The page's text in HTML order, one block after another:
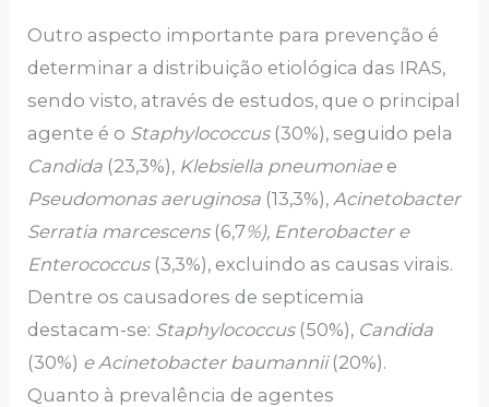
Outro aspecto importante para prevenção é
determinar a distribuição etiológica das IRAS,
sendo visto, através de estudos, que o principal
agente é o Staphylococcus (30%), seguido pela
Candida (23,3%), Klebsiella pneumoniae e
Pseudomonas aeruginosa (13,3%), Acinetobacter
Serratia marcescens (6,7%), Enterobacter e
Enterococcus (3,3%), excluindo as causas virais.
Dentre os causadores de septicemia
destacam-se: Staphylococcus (50%), Candida
(30%) e Acinetobacter baumannii (20%).
Quanto à prevalência de agentes